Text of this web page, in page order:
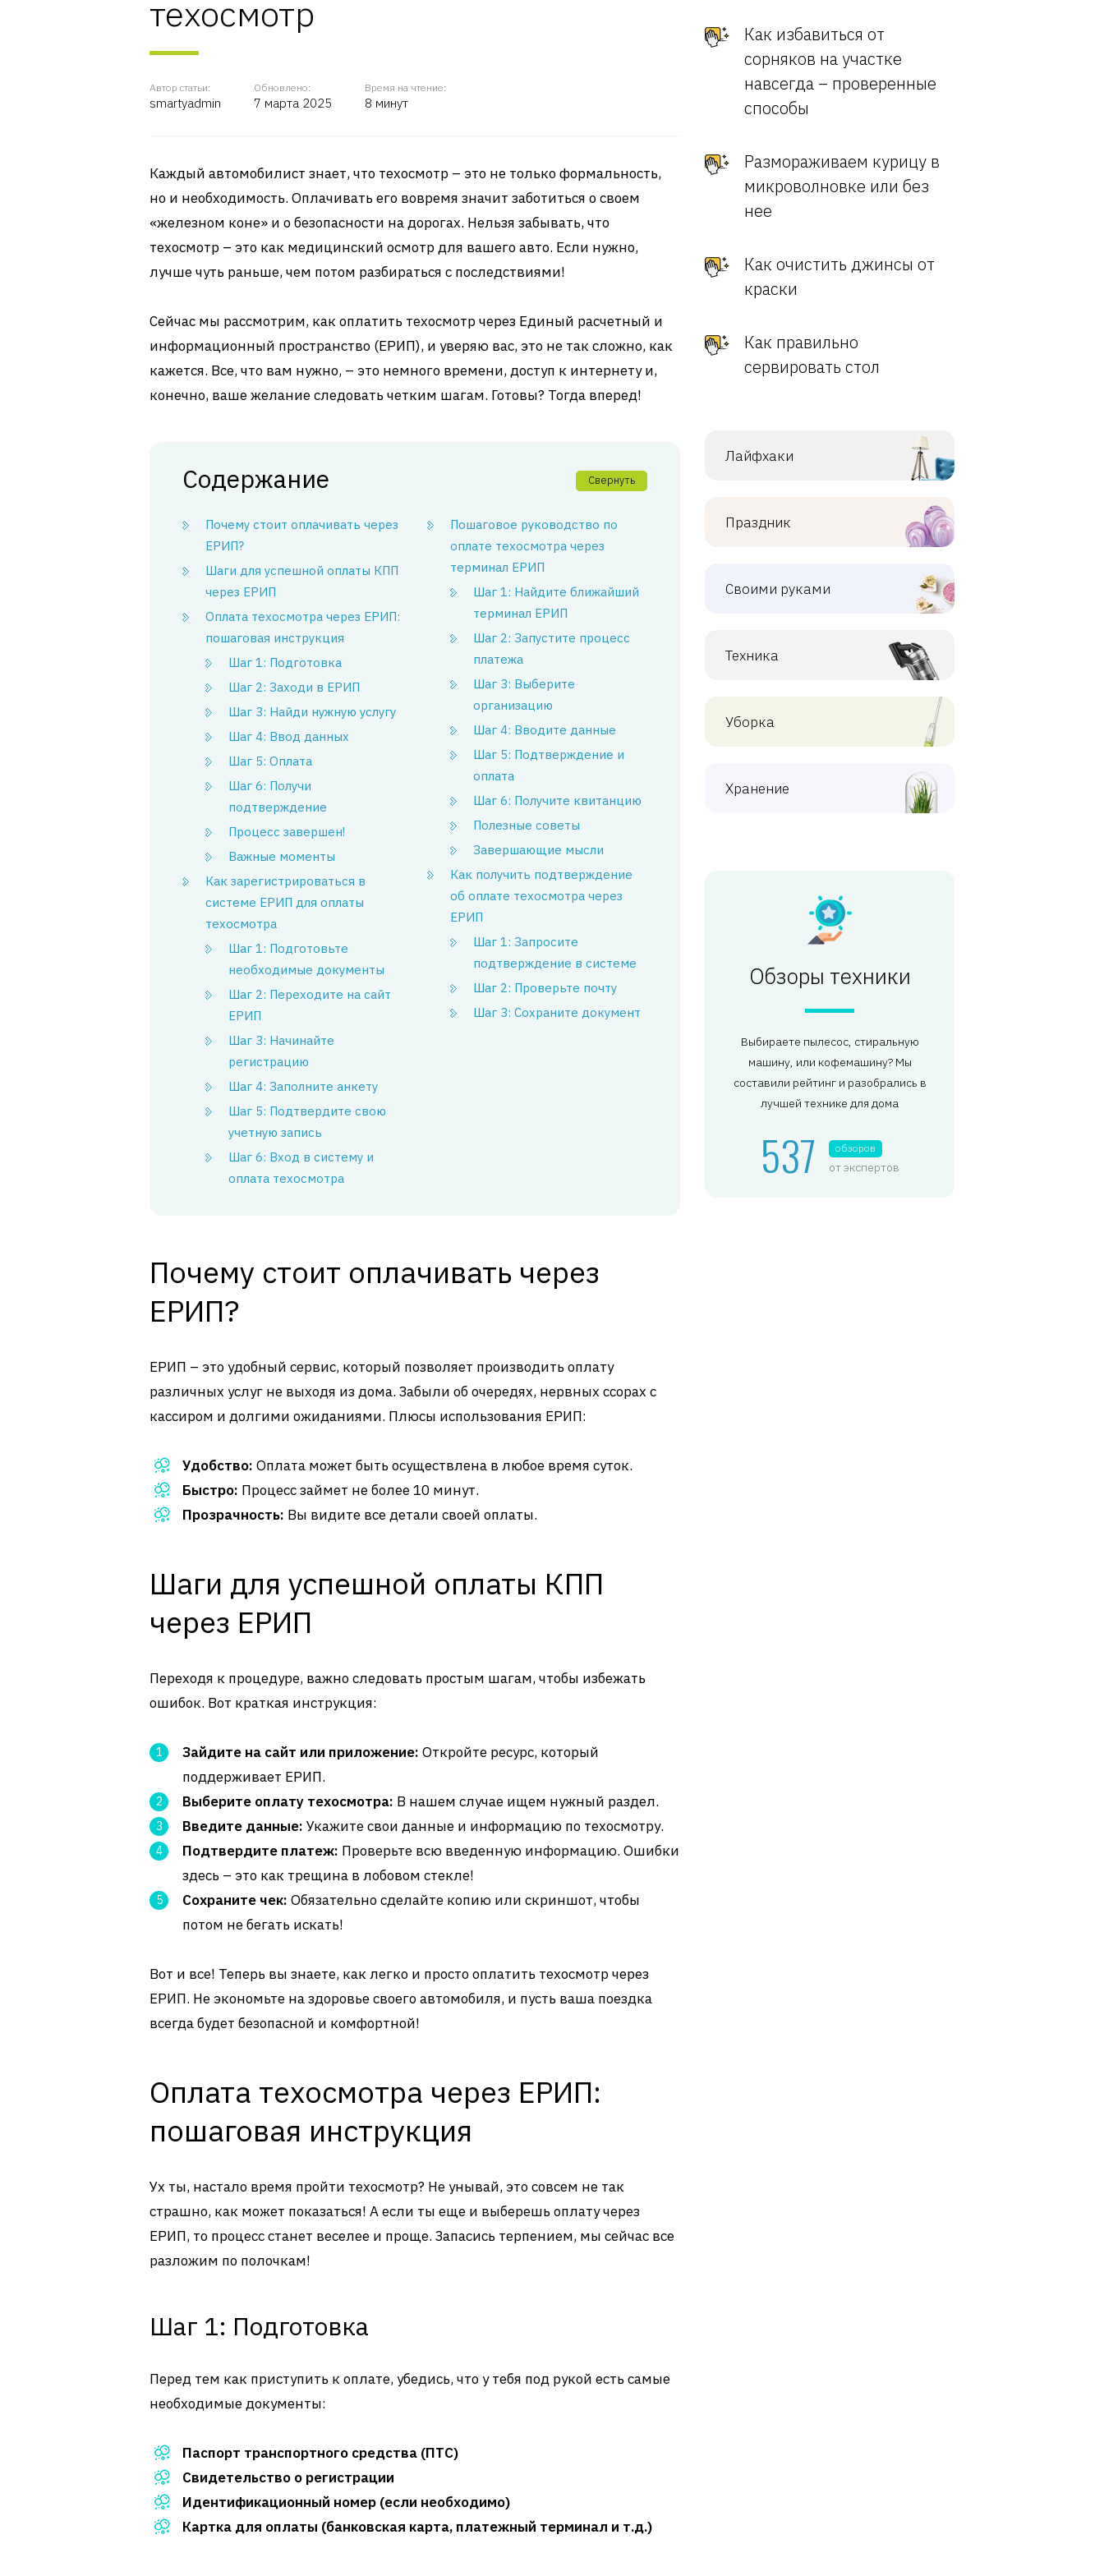
техосмотр
Автор статьи:
smartyadmin
Обновлено:
7 марта 2025
Время на чтение:
8 минут
Каждый автомобилист знает, что техосмотр – это не только формальность,
но и необходимость. Оплачивать его вовремя значит заботиться о своем
«железном коне» и о безопасности на дорогах. Нельзя забывать, что
техосмотр – это как медицинский осмотр для вашего авто. Если нужно,
лучше чуть раньше, чем потом разбираться с последствиями!
Сейчас мы рассмотрим, как оплатить техосмотр через Единый расчетный и
информационный пространство (ЕРИП), и уверяю вас, это не так сложно, как
кажется. Все, что вам нужно, – это немного времени, доступ к интернету и,
конечно, ваше желание следовать четким шагам. Готовы? Тогда вперед!
Содержание Свернуть
Почему стоит оплачивать через
ЕРИП?
Шаги для успешной оплаты КПП
через ЕРИП
Оплата техосмотра через ЕРИП:
пошаговая инструкция
Шаг 1: Подготовка
Шаг 2: Заходи в ЕРИП
Шаг 3: Найди нужную услугу
Шаг 4: Ввод данных
Шаг 5: Оплата
Шаг 6: Получи
подтверждение
Процесс завершен!
Важные моменты
Как зарегистрироваться в
системе ЕРИП для оплаты
техосмотра
Шаг 1: Подготовьте
необходимые документы
Шаг 2: Переходите на сайт
ЕРИП
Шаг 3: Начинайте
регистрацию
Шаг 4: Заполните анкету
Шаг 5: Подтвердите свою
учетную запись
Шаг 6: Вход в систему и
оплата техосмотра
Пошаговое руководство по
оплате техосмотра через
терминал ЕРИП
Шаг 1: Найдите ближайший
терминал ЕРИП
Шаг 2: Запустите процесс
платежа
Шаг 3: Выберите
организацию
Шаг 4: Вводите данные
Шаг 5: Подтверждение и
оплата
Шаг 6: Получите квитанцию
Полезные советы
Завершающие мысли
Как получить подтверждение
об оплате техосмотра через
ЕРИП
Шаг 1: Запросите
подтверждение в системе
Шаг 2: Проверьте почту
Шаг 3: Сохраните документ
Почему стоит оплачивать через
ЕРИП?
ЕРИП – это удобный сервис, который позволяет производить оплату
различных услуг не выходя из дома. Забыли об очередях, нервных ссорах с
кассиром и долгими ожиданиями. Плюсы использования ЕРИП:
Удобство: Оплата может быть осуществлена в любое время суток.
Быстро: Процесс займет не более 10 минут.
Прозрачность: Вы видите все детали своей оплаты.
Шаги для успешной оплаты КПП
через ЕРИП
Переходя к процедуре, важно следовать простым шагам, чтобы избежать
ошибок. Вот краткая инструкция:
Зайдите на сайт или приложение: Откройте ресурс, который
поддерживает ЕРИП.
Выберите оплату техосмотра: В нашем случае ищем нужный раздел.
Введите данные: Укажите свои данные и информацию по техосмотру.
Подтвердите платеж: Проверьте всю введенную информацию. Ошибки
здесь – это как трещина в лобовом стекле!
Сохраните чек: Обязательно сделайте копию или скриншот, чтобы
потом не бегать искать!
Вот и все! Теперь вы знаете, как легко и просто оплатить техосмотр через
ЕРИП. Не экономьте на здоровье своего автомобиля, и пусть ваша поездка
всегда будет безопасной и комфортной!
Оплата техосмотра через ЕРИП:
пошаговая инструкция
Ух ты, настало время пройти техосмотр? Не унывай, это совсем не так
страшно, как может показаться! А если ты еще и выберешь оплату через
ЕРИП, то процесс станет веселее и проще. Запасись терпением, мы сейчас все
разложим по полочкам!
Шаг 1: Подготовка
Перед тем как приступить к оплате, убедись, что у тебя под рукой есть самые
необходимые документы:
Паспорт транспортного средства (ПТС)
Свидетельство о регистрации
Идентификационный номер (если необходимо)
Картка для оплаты (банковская карта, платежный терминал и т.д.)
Как избавиться от
сорняков на участке
навсегда – проверенные
способы
Размораживаем курицу в
микроволновке или без
нее
Как очистить джинсы от
краски
Как правильно
сервировать стол
Лайфхаки
Праздник
Своими руками
Техника
Уборка
Хранение
Обзоры техники
Выбираете пылесос, стиральную
машину, или кофемашину? Мы
составили рейтинг и разобрались в
лучшей технике для дома
537 обзоров
от экспертов